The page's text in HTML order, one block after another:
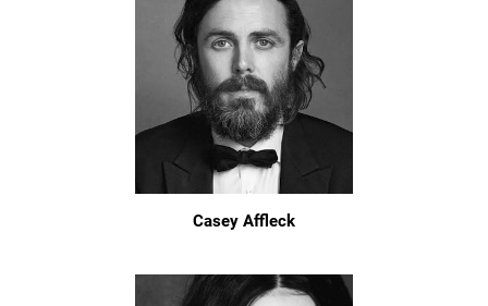
Casey Affleck